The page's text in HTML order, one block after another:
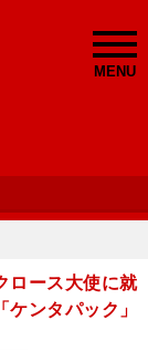
MENU
ロース大使に就
ンタパック」